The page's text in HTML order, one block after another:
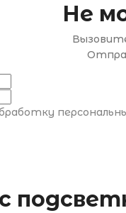
Не